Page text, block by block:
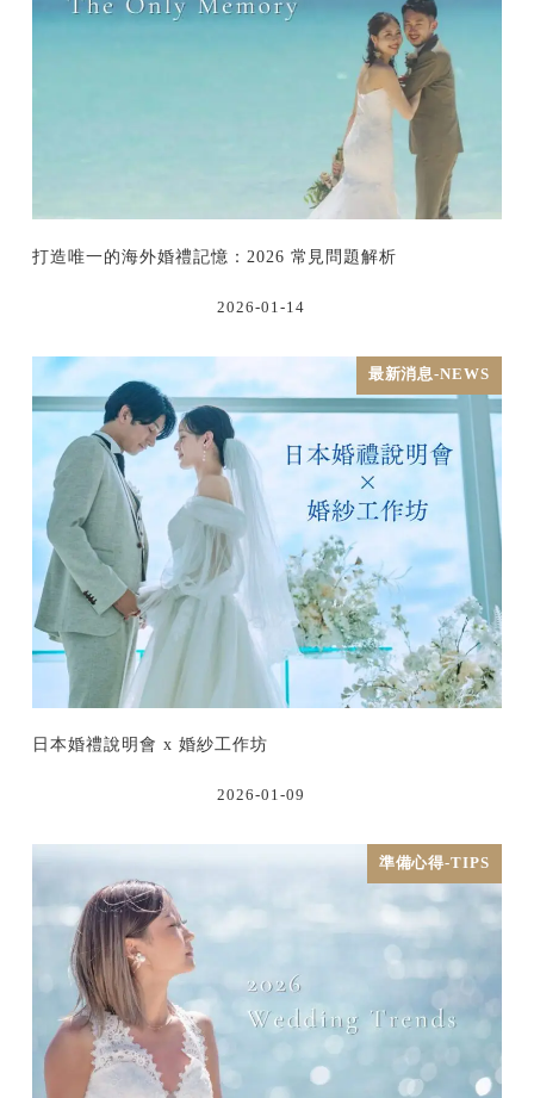
打造唯一的海外婚禮記憶：2026 常見問題解析
2026-01-14
最新消息-NEWS
日本婚禮說明會 x 婚紗工作坊
2026-01-09
準備心得-TIPS